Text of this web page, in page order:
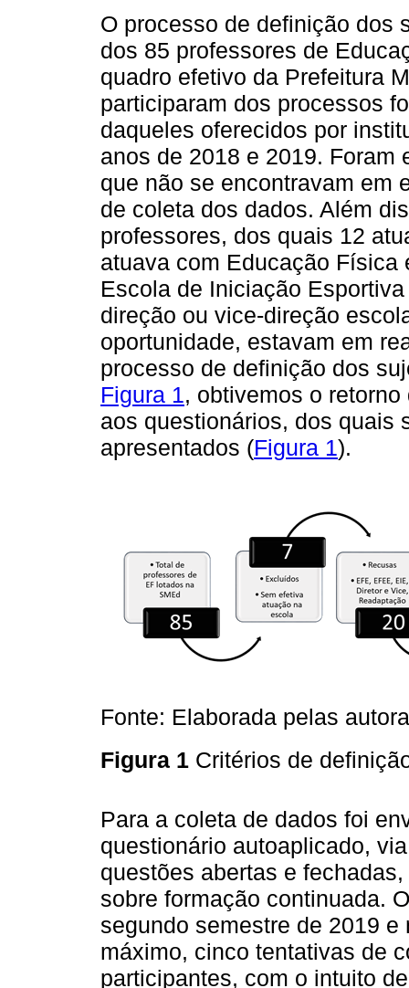
O processo de definição dos
dos 85 professores de
quadro efetivo da Prefeitura
participaram dos processos
daqueles oferecidos por
anos de 2018 e 2019.
que não se encontravam em
de coleta dos dados. Além
professores, dos quais 12
atuava com Educação
Escola de Iniciação
direção ou vice-direção
oportunidade, estavam em
processo de definição dos
Figura 1, obtivemos o
aos questionários, dos quais
apresentados (Figura 1).
Fonte: Elaborada pelas
Figura 1 Critérios de
Para a coleta de dados foi
questionário autoaplicado,
questões abertas e
sobre formação continuada.
segundo semestre de 2019
máximo, cinco tentativas de
participantes, com o intuito